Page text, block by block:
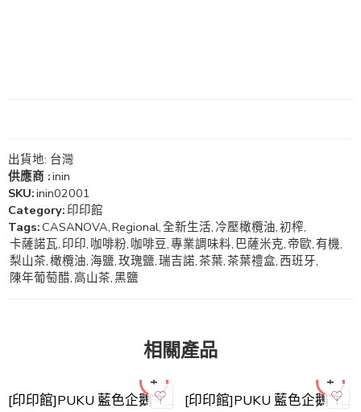
出貨地: 台灣
供應商 :inin
SKU:inin02001
Category: 印印館
Tags:CASANOVA,Regional,全新生活, 冷壓橄欖油,初榨,
卡薩諾瓦, 印印, 咖啡粉, 咖啡豆,專業調味料, 巴薩米克, 帝歐,有機,
梨山茶,橄欖油, 海鹽,玫瑰鹽,瑞吉諾,茶葉,茶葉禮盒,西班牙,
陳年葡萄醋,高山茶,黑鹽
相關產品
[印印館]PUKU 藍色企鵝 Tritan滑蓋水壺330ml
綠色
[印印館]PUKU 藍色企鵝 Tritan滑蓋水壺500ml